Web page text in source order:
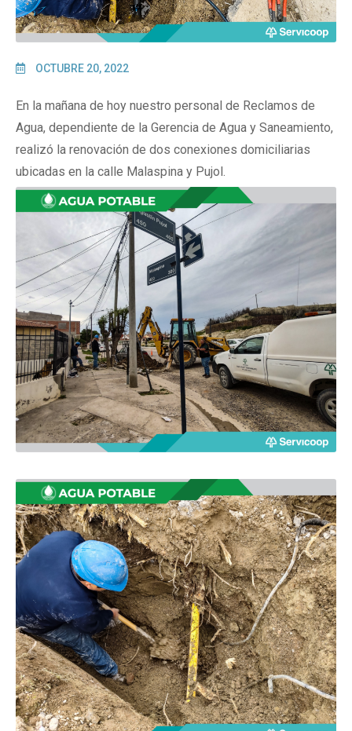
OCTUBRE 20, 2022
En la mañana de hoy nuestro personal de Reclamos de
Agua, dependiente de la Gerencia de Agua y Saneamiento,
realizó la renovación de dos conexiones domiciliarias
ubicadas en la calle Malaspina y Pujol.